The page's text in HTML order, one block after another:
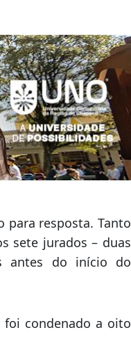
para resposta. Tanto